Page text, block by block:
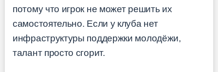
потому что игрок не может решить их
самостоятельно. Если у клуба нет
инфраструктуры поддержки молодёжи,
талант просто сгорит.